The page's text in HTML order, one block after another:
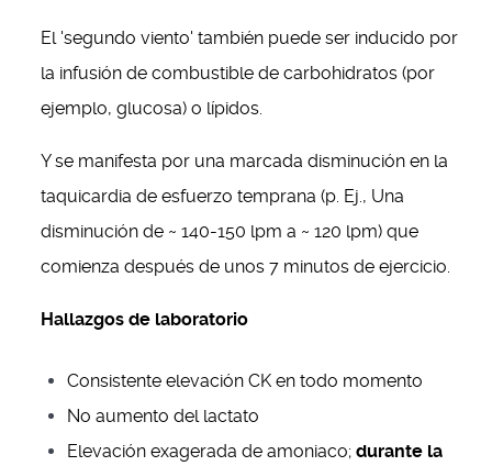
El 'segundo viento' también puede ser inducido por
la infusión de combustible de carbohidratos (por
ejemplo, glucosa) o lípidos.
Y se manifesta por una marcada disminución en la
taquicardia de esfuerzo temprana (p. Ej., Una
disminución de ~ 140-150 lpm a ~ 120 lpm) que
comienza después de unos 7 minutos de ejercicio.
Hallazgos de laboratorio
Consistente elevación CK en todo momento
No aumento del lactato
Elevación exagerada de amoniaco; durante la